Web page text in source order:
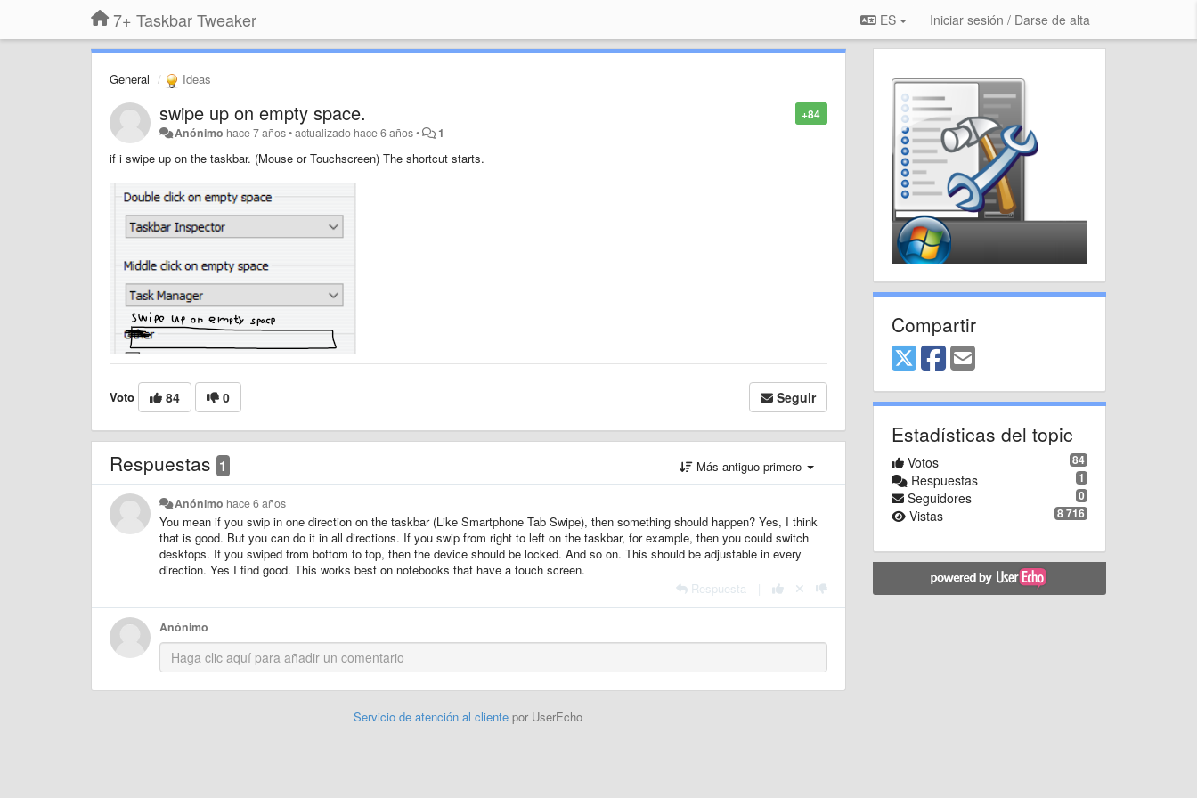
7+ Taskbar Tweaker ES Iniciar sesión / Darse de alta
General Ideas
+84
swipe up on empty space.
Anónimo hace 7 años•actualizado hace 6 años• 1
if i swipe up on the taskbar. (Mouse or Touchscreen) The shortcut starts.
Voto 84 0 Seguir
Respuestas 1 Más antiguo primero
Anónimo hace 6 años
You mean if you swip in one direction on the taskbar (Like Smartphone Tab Swipe), then something should happen? Yes, I think
that is good. But you can do it in all directions. If you swip from right to left on the taskbar, for example, then you could switch
desktops. If you swiped from bottom to top, then the device should be locked. And so on. This should be adjustable in every
direction. Yes I find good. This works best on notebooks that have a touch screen.
Respuesta
Anónimo
Servicio de atención al clientepor UserEcho
Compartir
Estadísticas del topic
84
Votos
1
Respuestas
0
Seguidores
8 716
Vistas